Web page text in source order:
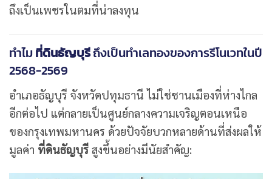
ถึงเป็นเพชรในตมที่น่าลงทุน
ทำไมที่ดินธัญบุรีถึงเป็นทำเลทองของการรีโนเวทในปี
2568-2569
อำเภอธัญบุรี จังหวัดปทุมธานี ไม่ใช่ชานเมืองที่ห่างไกล
อีกต่อไป แต่กลายเป็นศูนย์กลางความเจริญตอนเหนือ
ของกรุงเทพมหานคร ด้วยปัจจัยบวกหลายด้านที่ส่งผลให้
มูลค่า ที่ดินธัญบุรี สูงขึ้นอย่างมีนัยสำคัญ: